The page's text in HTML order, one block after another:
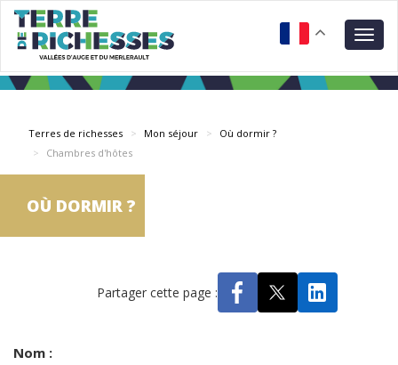
Aller
contenu
principal
Terres de richesses Mon séjour
Où dormir ?
Chambres d'hôtes
OÙ DORMIR ?
Partager cette page :
Nom :
Panneau de gestion des cookies